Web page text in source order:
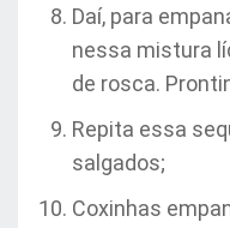
Daí, para
nessa mistura
de rosca.
Repita essa
salgados;
Coxinhas